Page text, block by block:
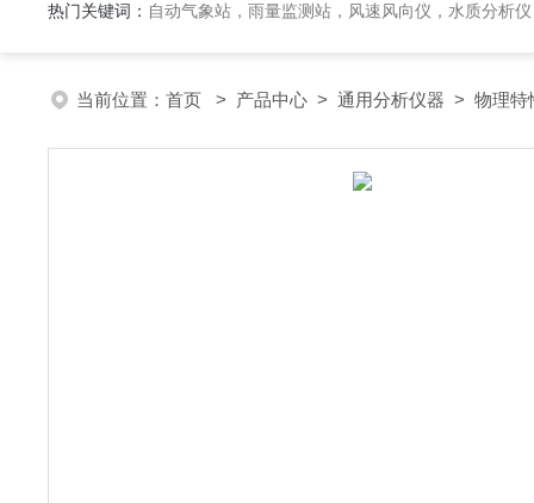
热门关键词： 自动气象站，雨量监测站，风速风向仪，水质分析
当前位置： 首页 > 产品中心 > 通用分析仪器 > 物理特